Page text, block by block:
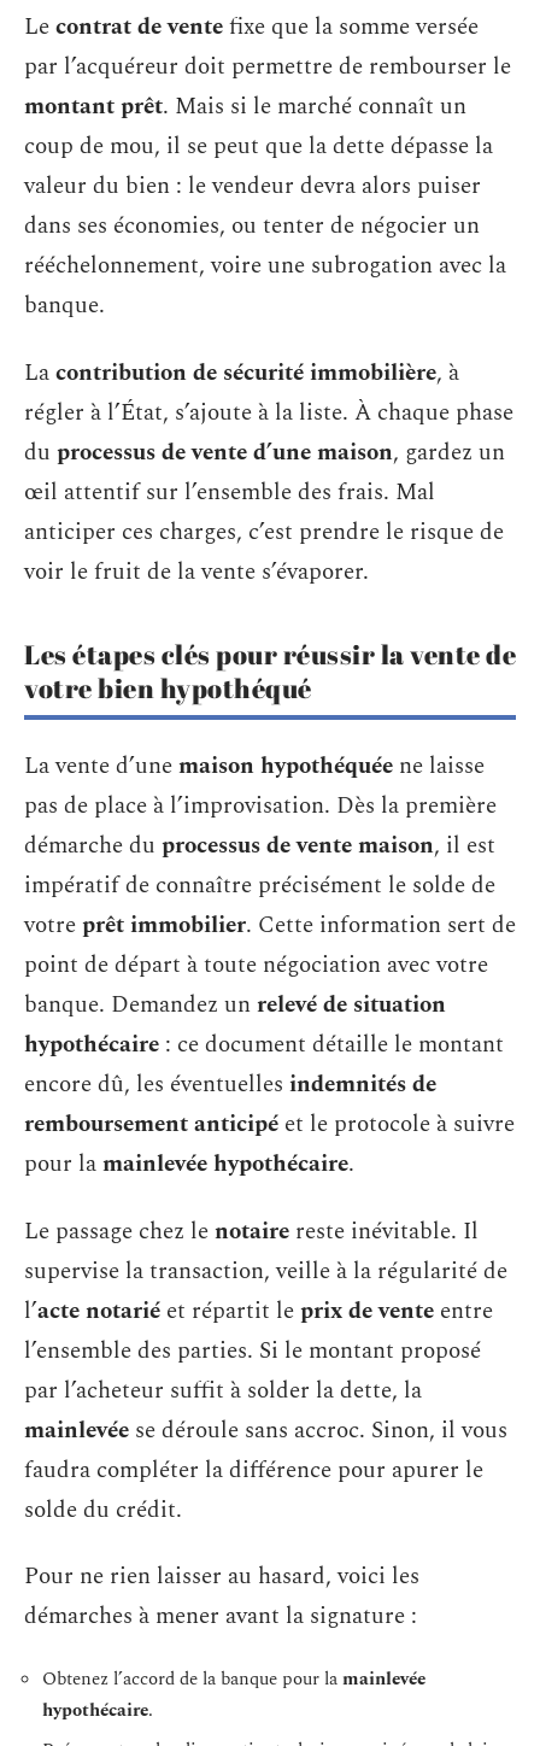
Lecontrat de ventefixe que la somme versée
par l’acquéreur doit permettre de rembourser le
montant prêt. Mais si le marché connaît un
coup de mou, il se peut que la dette dépasse la
valeur du bien : le vendeur devra alors puiser
dans ses économies, ou tenter de négocier un
rééchelonnement, voire une subrogation avec la
banque.
Lacontribution de sécurité immobilière, à
régler à l’État, s’ajoute à la liste. À chaque phase
du processus de vente d’une maison, gardez un
œil attentif sur l’ensemble des frais. Mal
anticiper ces charges, c’est prendre le risque de
voir le fruit de la vente s’évaporer.
Les étapes clés pour réussir la vente de
votre bien hypothéqué
La vente d’unemaison hypothéquée ne laisse
pas de place à l’improvisation. Dès la première
démarche du processus de vente maison, il est
impératif de connaître précisément le solde de
votreprêt immobilier. Cette information sert de
point de départ à toute négociation avec votre
banque. Demandez unrelevé de situation
hypothécaire : ce document détaille le montant
encore dû, les éventuelles indemnités de
remboursement anticipé et le protocole à suivre
pour lamainlevée hypothécaire.
Le passage chez lenotaire reste inévitable. Il
supervise la transaction, veille à la régularité de
l’acte notarié et répartit leprix de vente entre
l’ensemble des parties. Si le montant proposé
par l’acheteur suffit à solder la dette, la
mainlevée se déroule sans accroc. Sinon, il vous
faudra compléter la différence pour apurer le
solde du crédit.
Pour ne rien laisser au hasard, voici les
démarches à mener avant la signature :
Obtenez l’accord de la banque pour lamainlevée
hypothécaire.